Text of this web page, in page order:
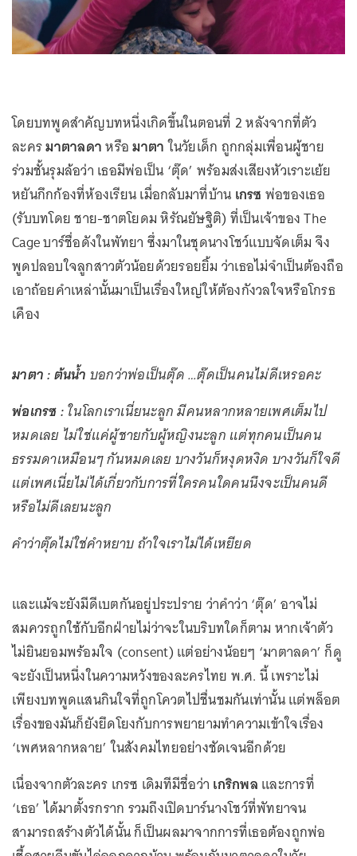
โดยบทพูดสำคัญบทหนึ่งเกิดขึ้นในตอนที่ 2 หลังจากที่ตัว
ละครมาตาลดาหรือมาตาในวัยเด็ก ถูกกลุ่มเพื่อนผู้ชาย
ร่วมชั้นรุมล้อว่า เธอมีพ่อเป็น ‘ตุ๊ด’ พร้อมส่งเสียงหัวเราะเย้ย
หยันกึกก้องที่ห้องเรียน เมื่อกลับมาที่บ้าน เกรซ พ่อของเธอ
(รับบทโดย ชาย-ชาตโยดม หิรัณยัษฐิติ) ที่เป็นเจ้าของ The
Cage บาร์ชื่อดังในพัทยา ซึ่งมาในชุดนางโชว์แบบจัดเต็ม จึง
พูดปลอบใจลูกสาวตัวน้อยด้วยรอยยิ้ม ว่าเธอไม่จำเป็นต้องถือ
เอาถ้อยคำเหล่านั้นมาเป็นเรื่องใหญ่ให้ต้องกังวลใจหรือโกรธ
เคือง
มาตา :ต้นน้ำ บอกว่าพ่อเป็นตุ๊ด …ตุ๊ดเป็นคนไม่ดีเหรอคะ
พ่อเกรซ :ในโลกเราเนี่ยนะลูก มีคนหลากหลายเพศเต็มไป
หมดเลย ไม่ใช่แค่ผู้ชายกับผู้หญิงนะลูก แต่ทุกคนเป็นคน
ธรรมดาเหมือนๆ กันหมดเลย บางวันก็หงุดหงิด บางวันก็ใจดี
แต่เพศเนี่ยไม่ได้เกี่ยวกับการที่ใครคนใดคนนึงจะเป็นคนดี
หรือไม่ดีเลยนะลูก
คำว่าตุ๊ดไม่ใช่คำหยาบ ถ้าใจเราไม่ได้เหยียด
และแม้จะยังมีดีเบตกันอยู่ประปราย ว่าคำว่า ‘ตุ๊ด’ อาจไม่
สมควรถูกใช้กับอีกฝ่ายไม่ว่าจะในบริบทใดก็ตาม หากเจ้าตัว
ไม่ยินยอมพร้อมใจ (consent) แต่อย่างน้อยๆ ‘มาตาลดา’ ก็ดู
จะยังเป็นหนึ่งในความหวังของละครไทย พ.ศ. นี้ เพราะไม่
เพียงบทพูดแสนกินใจที่ถูกโควตไปชื่นชมกันเท่านั้น แต่พล็อต
เรื่องของมันก็ยังยึดโยงกับการพยายามทำความเข้าใจเรื่อง
‘เพศหลากหลาย’ ในสังคมไทยอย่างชัดเจนอีกด้วย
เนื่องจากตัวละคร เกรซ เดิมทีมีชื่อว่า เกริกพล และการที่
‘เธอ’ ได้มาตั้งรกราก รวมถึงเปิดบาร์นางโชว์ที่พัทยาจน
สามารถสร้างตัวได้นั้น ก็เป็นผลมาจากการที่เธอต้องถูกพ่อ